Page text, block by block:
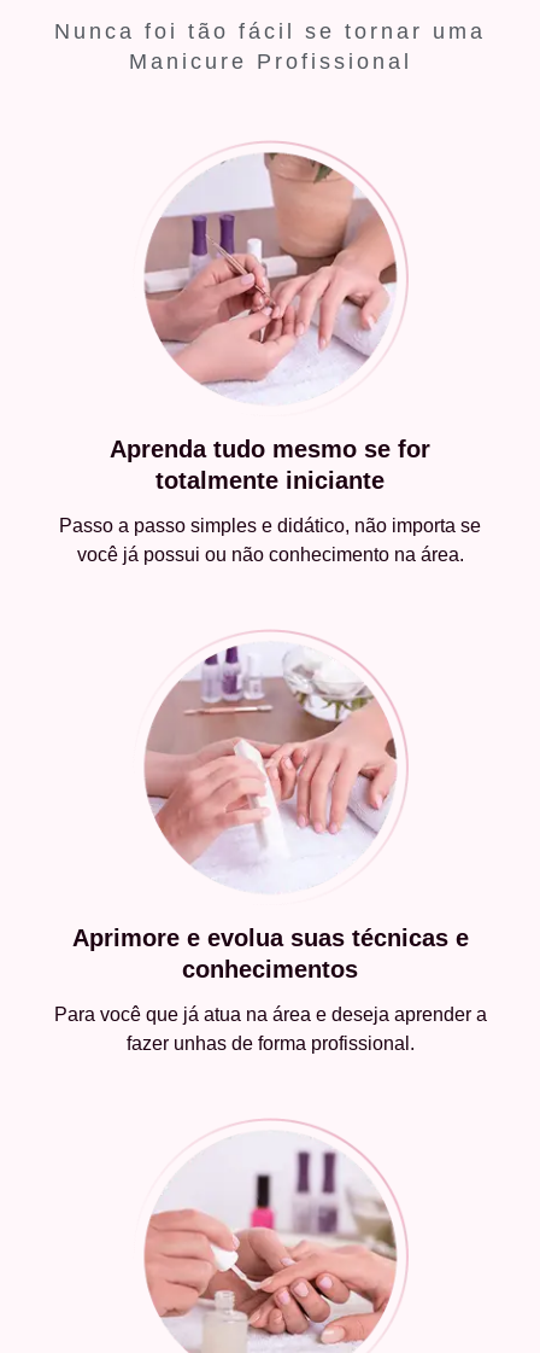
Nunca foi tão fácil se tornar uma
Manicure Profissional
Aprenda tudo mesmo se for
totalmente iniciante
Passo a passo simples e didático, não importa se
você já possui ou não conhecimento na área.
Aprimore e evolua suas técnicas e
conhecimentos
Para você que já atua na área e deseja aprender a
fazer unhas de forma profissional.